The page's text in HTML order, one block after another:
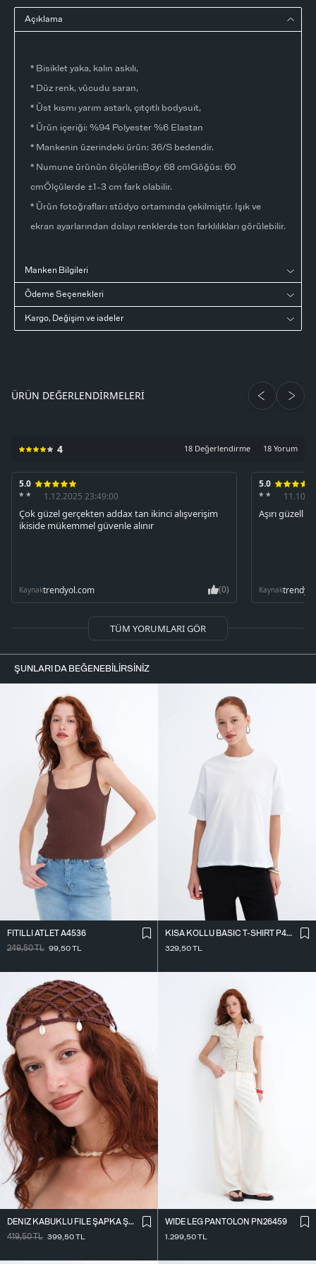
Açıklama
* Bisiklet yaka, kalın askılı,
* Düz renk, vücudu saran,
* Üst kısmı yarım astarlı, çıtçıtlı bodysuit,
* Ürün içeriği: %94 Polyester %6 Elastan
* Mankenin üzerindeki ürün: 36/S bedendir.
* Numune ürünün ölçüleri:Boy: 68 cmGöğüs: 60
cmÖlçülerde ±1-3 cm fark olabilir.
* Ürün fotoğrafları stüdyo ortamında çekilmiştir. Işık ve
ekran ayarlarından dolayı renklerde ton farklılıkları görülebilir.
Manken Bilgileri
Ödeme Seçenekleri
Kargo, Değişim ve iadeler
ÜRÜN DEĞERLENDIRMELERI
4 18 Değerlendirme 18 Yorum
5.0
* *
1.12.2025 23:49:00
Çok güzel gerçekten addax tan ikinci alışverişim
ikiside mükemmel güvenle alınır
Kaynaktrendyol.com (0)
5.0
* *
Aşırı güzell
Kaynak
TÜM YORUMLARI GÖR
ŞUNLARI DA BEĞENEBILIRSINIZ
FITILLI ATLET A4536
249,50TL 99,50TL
KISA KOLLU BASIC T-SHIRT P4368-1
329,50TL
DENIZ KABUKLU FILE ŞAPKA ŞPK1094
419,50TL 399,50TL
WIDE LEG PANTOLON PN26459
1.299,50TL